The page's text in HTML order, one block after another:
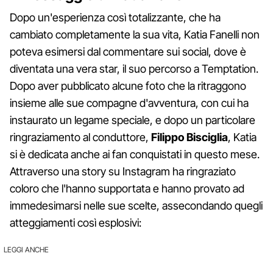
Dopo un'esperienza così totalizzante, che ha
cambiato completamente la sua vita, Katia Fanelli non
poteva esimersi dal commentare sui social, dove è
diventata una vera star, il suo percorso a Temptation.
Dopo aver pubblicato alcune foto che la ritraggono
insieme alle sue compagne d'avventura, con cui ha
instaurato un legame speciale, e dopo un particolare
ringraziamento al conduttore, Filippo Bisciglia, Katia
si è dedicata anche ai fan conquistati in questo mese.
Attraverso una story su Instagram ha ringraziato
coloro che l'hanno supportata e hanno provato ad
immedesimarsi nelle sue scelte, assecondando quegli
atteggiamenti così esplosivi:
LEGGI ANCHE